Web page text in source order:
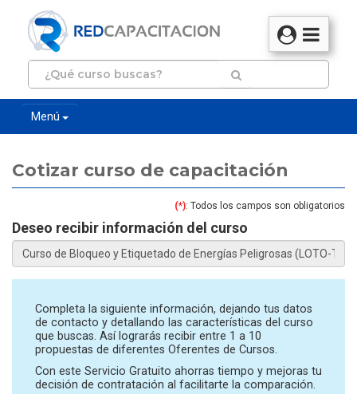
Menú
Cotizar curso de capacitación
(*): Todos los campos son obligatorios
Deseo recibir información del curso
Completa la siguiente información, dejando tus datos
de contacto y detallando las características del curso
que buscas. Así lograrás recibir entre 1 a 10
propuestas de diferentes Oferentes de Cursos.
Con este Servicio Gratuito ahorras tiempo y mejoras tu
decisión de contratación al facilitarte la comparación.